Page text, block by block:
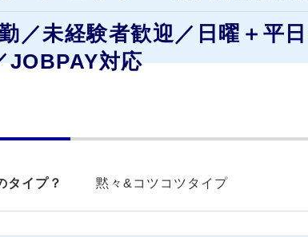
／未経験者歓迎／日曜＋平
JOBPAY対応
タイプ？ 黙々&コツコツタイプ